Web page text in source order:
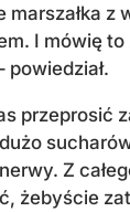
z
I mówię to
przeprosić
Z
żebyście